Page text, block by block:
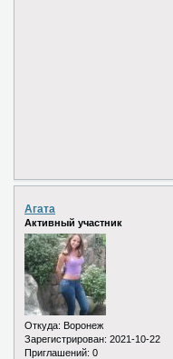
Агата
Активный участник
Откуда: Воронеж
Зарегистрирован: 2021-10-22
Приглашений: 0